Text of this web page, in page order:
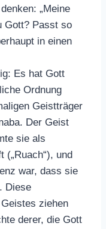
„Meine
Gott? Passt so
in einen
Es hat Gott
Ordnung
Geistträger
Der Geist
sie als
(„Ruach“), und
war, dass sie
Diese
ziehen
derer, die Gott